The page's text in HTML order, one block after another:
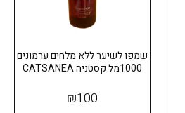
שמפו לשיער ללא מלחים ערמונים
1000מל קסטניה CATSANEA
₪100